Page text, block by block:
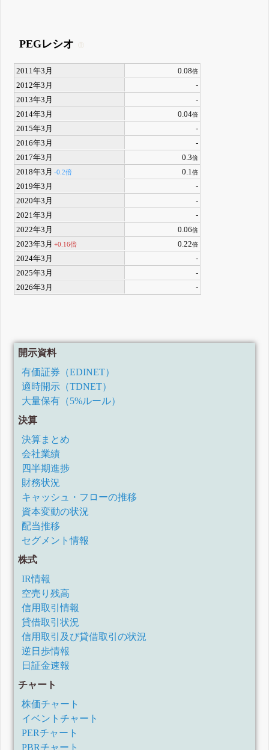
PEGレシオ
2011年3月 0.08倍
2012年3月
-
2013年3月
-
2014年3月
0.04倍
2015年3月
-
2016年3月
-
2017年3月
0.3倍
2018年3月 -0.2倍 0.1倍
2019年3月
-
2020年3月
-
2021年3月
-
2022年3月
0.06倍
2023年3月 +0.16倍 0.22倍
2024年3月
-
2025年3月
-
2026年3月
-
開示資料
有価証券（EDINET）
適時開示（TDNET）
大量保有（5%ルール）
決算
決算まとめ
会社業績
四半期進捗
財務状況
キャッシュ・フローの推移
資本変動の状況
配当推移
セグメント情報
株式
IR情報
空売り残高
信用取引情報
貸借取引状況
信用取引及び貸借取引の状況
逆日歩情報
日証金速報
チャート
株価チャート
イベントチャート
PERチャート
PBRチャート